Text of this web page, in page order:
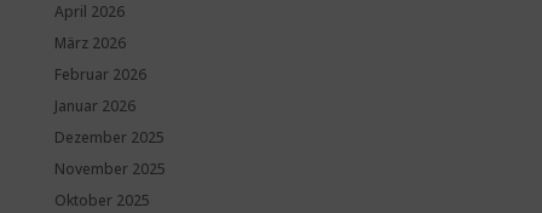
April 2026
März 2026
Februar 2026
Januar 2026
Dezember 2025
November 2025
Oktober 2025